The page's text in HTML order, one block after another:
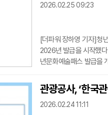
엄을 드러내는 장식을
2026.02.25 09:23
[더파워 장하영 기자]청
2026년 발급을 시작했
년문화예술패스 발급을
발급되며 예산 소진 시
원가입과 본인인증을
발급된 패스는 지정된
관광공사, ‘한국
2026.02.24 11:11